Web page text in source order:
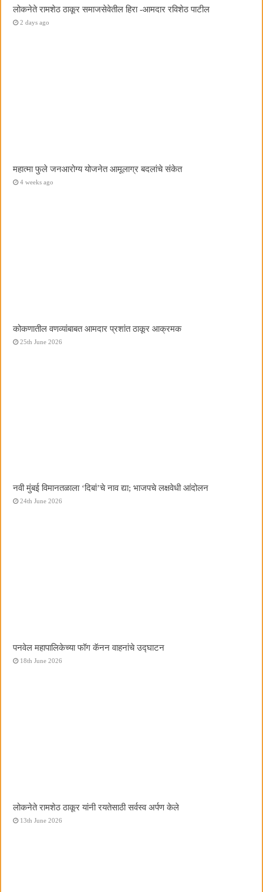
लोकनेते रामशेठ ठाकूर समाजसेवेतील हिरा -आमदार रविशेठ पाटील
2 days ago
महात्मा फुले जनआरोग्य योजनेत आमूलाग्र बदलांचे संकेत
4 weeks ago
कोकणातील वणव्यांबाबत आमदार प्रशांत ठाकूर आक्रमक
25th June 2026
नवी मुंबई विमानतळाला ‌‘दिबां‌’चे नाव द्या; भाजपचे लक्षवेधी आंदोलन
24th June 2026
पनवेल महापालिकेच्या फॉग कॅनन वाहनांचे उद्घाटन
18th June 2026
लोकनेते रामशेठ ठाकूर यांनी रयतेसाठी सर्वस्व अर्पण केले
13th June 2026